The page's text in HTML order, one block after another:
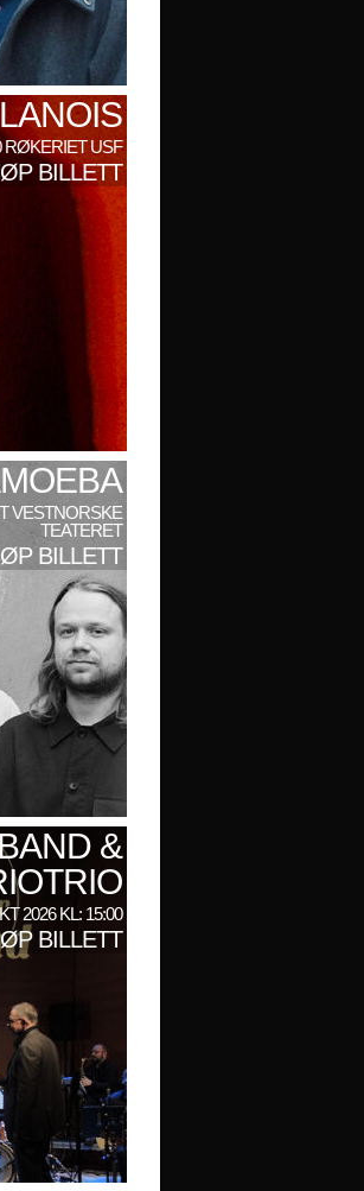
RØKERIET USF
BILLETT
VESTNORSKE
TEATERET
BILLETT
&
2026 KL: 15:00
BILLETT